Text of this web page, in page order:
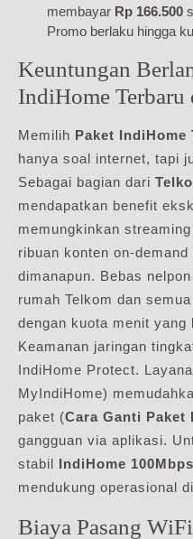
membayar Rp 166.500
Promo berlaku hingga
Keuntungan
IndiHome
Memilih Paket IndiHome
hanya soal internet, tapi
Sebagai bagian dari
mendapatkan benefit
memungkinkan
ribuan konten on-
dimanapun. Bebas
rumah Telkom dan
dengan kuota menit
Keamanan jaringan
IndiHome Protect.
MyIndiHome)
paket (Cara Ganti Paket
gangguan via aplikasi.
stabil IndiHome 100Mbps
mendukung operasional
Biaya Pasang